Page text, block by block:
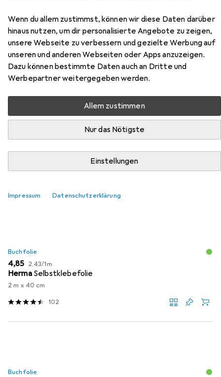
Wenn du allem zustimmst, können wir diese Daten darüber
hinaus nutzen, um dir personalisierte Angebote zu zeigen,
unsere Webseite zu verbessern und gezielte Werbung auf
unseren und anderen Webseiten oder Apps anzuzeigen.
Dazu können bestimmte Daten auch an Dritte und
Werbepartner weitergegeben werden.
Allem zustimmen
Nur das Nötigste
Einstellungen
Impressum Datenschutzerklärung
Zubehör für A Travel Guide to
the Middle Ages
Hier findest du passendes Zubehör zum Produkt A Travel
Guide to the Middle Ages aus den Kategorien Buchfolie
und Schreibtisch Accessoire.
Schreibtisch Accessoire
Buchfolie
EUR
4,85 EUR
2,43/1m
Herma Selbstklebefolie
2 m x 40 cm
102
Buchfolie